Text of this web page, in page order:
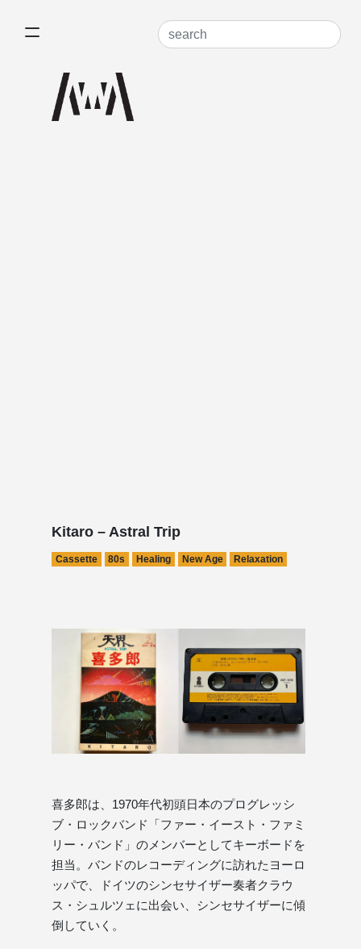
Kitaro – Astral Trip
Cassette 80s Healing New Age Relaxation
喜多郎は、1970年代初頭日本のプログレッシ
ブ・ロックバンド「ファー・イースト・ファミ
リー・バンド」のメンバーとしてキーボードを
担当。バンドのレコーディングに訪れたヨーロ
ッパで、ドイツのシンセサイザー奏者クラウ
ス・シュルツェに出会い、シンセサイザーに傾
倒していく。